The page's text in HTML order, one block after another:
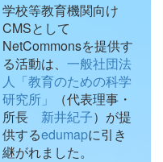
学校等教育機関向け
CMSとして
NetCommonsを提供す
る活動は、 一般社団法
人「教育のための科学
研究所」
（代表理事・
所長 新井紀子）が提
供するedumapに引き
継がれました。